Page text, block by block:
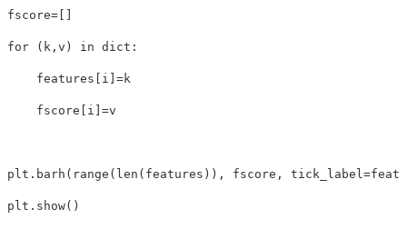
fscore=[]
for (k,v) in dict:
    features[i]=k
    fscore[i]=v
plt.barh(range(len(features)), fscore,